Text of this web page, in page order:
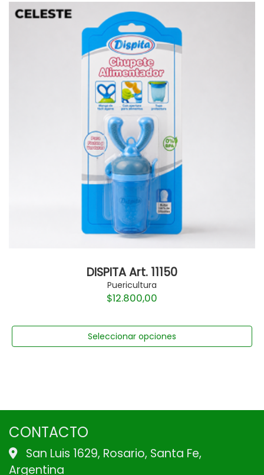
DISPITA Art. 11150
Puericultura
$12.800,00
Seleccionar opciones
CONTACTO
San Luis 1629, Rosario, Santa Fe,
Argentina